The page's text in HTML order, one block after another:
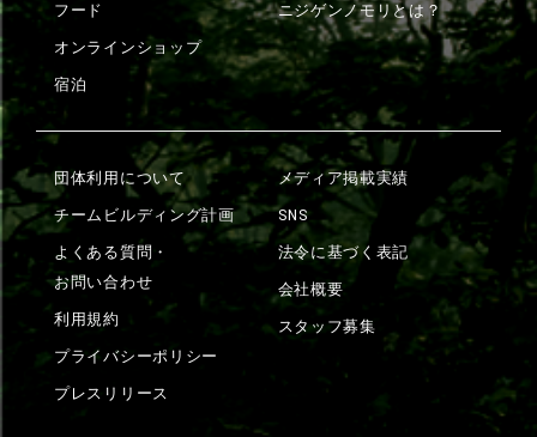
フード
オンラインショップ
宿泊
ニジゲンノモリとは？
団体利用について
チームビルディング計画
よくある質問・
お問い合わせ
利用規約
プライバシーポリシー
プレスリリース
メディア掲載実績
SNS
法令に基づく表記
会社概要
スタッフ募集